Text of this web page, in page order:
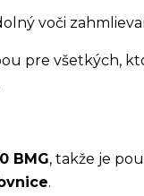
voči
pre všetkých,
BMG, takže je
.